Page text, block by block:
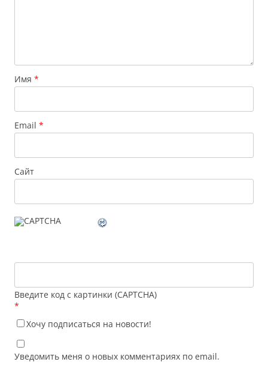
Имя *
Email *
Сайт
Введите код с картинки (CAPTCHA)
*
Хочу подписаться на новости!
Уведомить меня о новых комментариях по email.